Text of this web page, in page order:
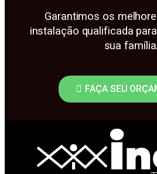
Garantimos os
instalação qualificada
sua família.
FAÇA SEU